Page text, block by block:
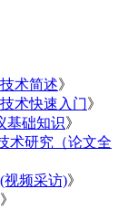
术简述》
术快速入门》
基础知识》
术研究（论文全
视频采访)》
》